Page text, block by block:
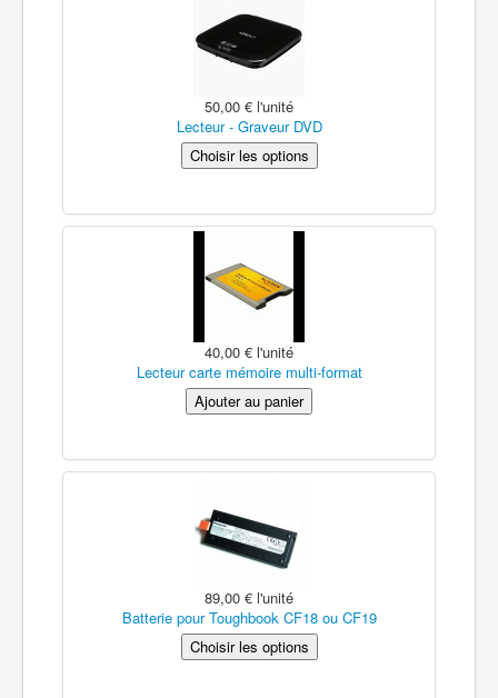
50,00 € l'unité
Lecteur - Graveur DVD
40,00 € l'unité
Lecteur carte mémoire multi-format
89,00 € l'unité
Batterie pour Toughbook CF18 ou CF19